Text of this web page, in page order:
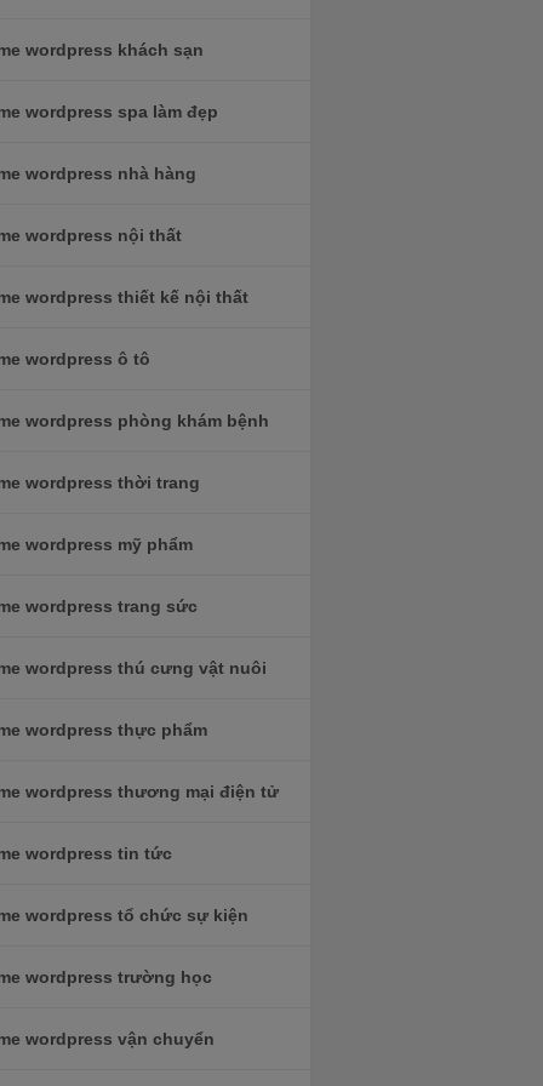
wordpress khách sạn
wordpress spa làm đẹp
wordpress nhà hàng
wordpress nội thất
wordpress thiết kế nội thất
wordpress ô tô
wordpress phòng khám bệnh
wordpress thời trang
wordpress mỹ phẩm
wordpress trang sức
wordpress thú cưng vật nuôi
wordpress thực phẩm
wordpress thương mại điện tử
wordpress tin tức
wordpress tổ chức sự kiện
wordpress trường học
wordpress vận chuyển